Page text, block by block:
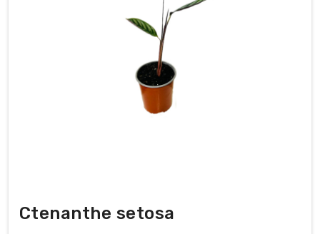
Ctenanthe setosa